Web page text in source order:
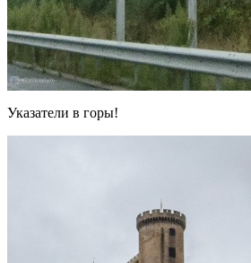
Указатели в горы!